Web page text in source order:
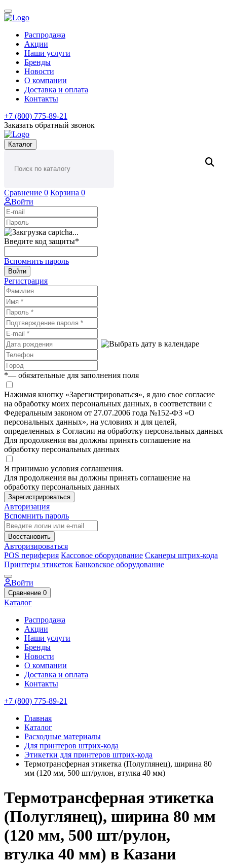
Распродажа
Акции
Наши услуги
Бренды
Новости
О компании
Доставка и оплата
Контакты
+7 (800) 775-89-21
Заказать обратный звонок
Каталог
Сравнение 0 Корзина 0
Войти
Введите код защиты*
Вспомнить пароль
Войти
Регистрация
*— обязательные для заполнения поля
Нажимая кнопку «Зарегистрироваться», я даю свое согласие
на обработку моих персональных данных, в соответствии с
Федеральным законом от 27.07.2006 года №152-ФЗ «О
персональных данных», на условиях и для целей,
определенных в Согласии на обработку персональных данных
Для продолжения вы должны принять соглашение на
обработку персональных данных
Я принимаю условия соглашения.
Для продолжения вы должны принять соглашение на
обработку персональных данных
Зарегистрироваться
Авторизация
Вспомнить пароль
Восстановить
Авторизироваться
POS периферия Кассовое оборудование Сканеры штрих-кода
Принтеры этикеток Банковское оборудование
Войти
Сравнение 0
Каталог
Распродажа
Акции
Наши услуги
Бренды
Новости
О компании
Доставка и оплата
Контакты
+7 (800) 775-89-21
Главная
Каталог
Расходные материалы
Для принтеров штрих-кода
Этикетки для принтеров штрих-кода
Термотрансферная этикетка (Полуглянец), ширина 80
мм (120 мм, 500 шт/рулон, втулка 40 мм)
Термотрансферная этикетка
(Полуглянец), ширина 80 мм
(120 мм, 500 шт/рулон,
втулка 40 мм) в Казани